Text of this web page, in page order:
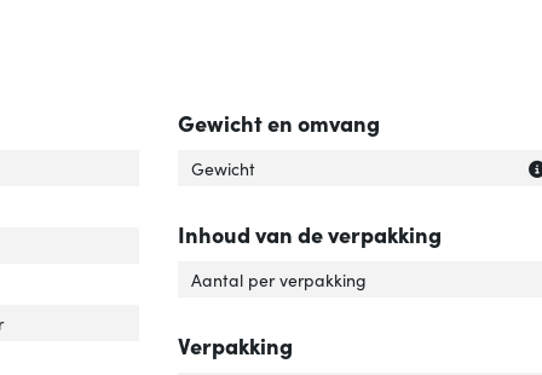
Gewicht en omvang
Gewicht
Inhoud van de verpakking
Aantal per verpakking
Verpakking